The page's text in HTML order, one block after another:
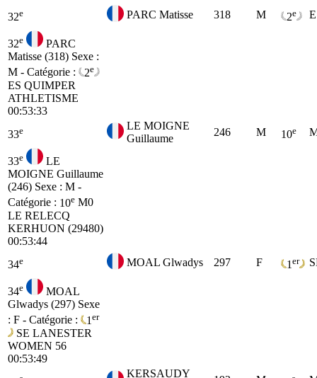
32e PARC Matisse 318 M 2e
32e
PARC
Matisse (318) Sexe :
M - Catégorie :
2e
ES QUIMPER
ATHLETISME
00:53:33
33e
LE MOIGNE
Guillaume
246 M 10e
33e
LE
MOIGNE Guillaume
(246) Sexe : M -
Catégorie : 10e M0
LE RELECQ
KERHUON (29480)
00:53:44
34e MOAL Glwadys 297 F 1 er
34e
MOAL
Glwadys (297) Sexe
: F - Catégorie :
1 er
SE LANESTER
WOMEN 56
00:53:49
KERSAUDY